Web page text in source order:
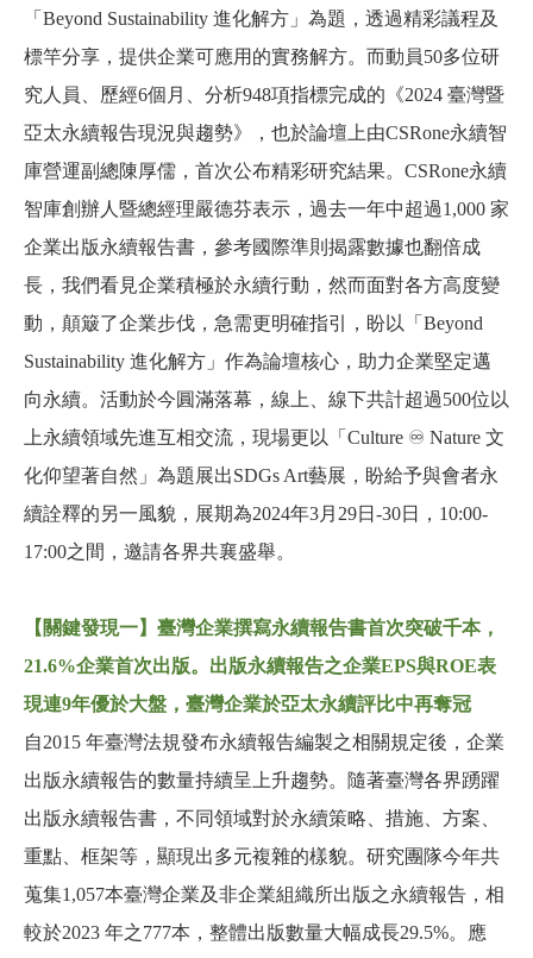
「Beyond Sustainability 進化解方」為題，透過精彩議程及
標竿分享，提供企業可應用的實務解方。而動員50多位研
究人員、歷經6個月、分析948項指標完成的《2024 臺灣暨
亞太永續報告現況與趨勢》，也於論壇上由CSRone永續智
庫營運副總陳厚儒，首次公布精彩研究結果。CSRone永續
智庫創辦人暨總經理嚴德芬表示，過去一年中超過1,000 家
企業出版永續報告書，參考國際準則揭露數據也翻倍成
長，我們看見企業積極於永續行動，然而面對各方高度變
動，顛簸了企業步伐，急需更明確指引，盼以「Beyond
Sustainability 進化解方」作為論壇核心，助力企業堅定邁
向永續。活動於今圓滿落幕，線上、線下共計超過500位以
上永續領域先進互相交流，現場更以「Culture ♾ Nature 文
化仰望著自然」為題展出SDGs Art藝展，盼給予與會者永
續詮釋的另一風貌，展期為2024年3月29日-30日，10:00-
17:00之間，邀請各界共襄盛舉。
【關鍵發現一】臺灣企業撰寫永續報告書首次突破千本，
21.6%企業首次出版。出版永續報告之企業EPS與ROE表
現連9年優於大盤，臺灣企業於亞太永續評比中再奪冠
自2015 年臺灣法規發布永續報告編製之相關規定後，企業
出版永續報告的數量持續呈上升趨勢。隨著臺灣各界踴躍
出版永續報告書，不同領域對於永續策略、措施、方案、
重點、框架等，顯現出多元複雜的樣貌。研究團隊今年共
蒐集1,057本臺灣企業及非企業組織所出版之永續報告，相
較於2023 年之777本，整體出版數量大幅成長29.5%。應